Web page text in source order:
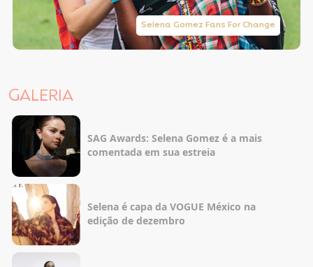
Selena Gomez Fans For Change
GALERIA
SAG Awards: Selena Gomez é a mais
comentada em sua estreia
Selena é capa da VOGUE México na
edição de dezembro